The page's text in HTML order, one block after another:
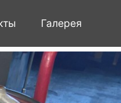
Галерея